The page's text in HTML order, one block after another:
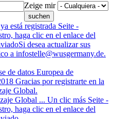
Zeige mir
está registrada Seite -
haga clic en el enlace del
desea actualizar sus
a infostelle@wusgermany.de.
de datos Europea de
Gracias por registrarte en la
Global.
Global ... Un clic más Seite -
haga clic en el enlace del